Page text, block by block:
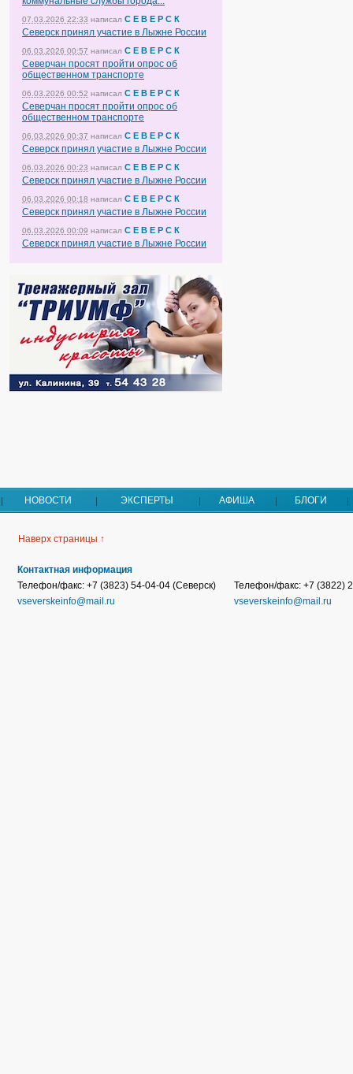
07.03.2026 22:33 написал С Е В Е Р С К
Северск принял участие в Лыжне России
06.03.2026 00:57 написал С Е В Е Р С К
Северчан просят пройти опрос об
общественном транспорте
06.03.2026 00:52 написал С Е В Е Р С К
Северчан просят пройти опрос об
общественном транспорте
06.03.2026 00:37 написал С Е В Е Р С К
Северск принял участие в Лыжне России
06.03.2026 00:23 написал С Е В Е Р С К
Северск принял участие в Лыжне России
06.03.2026 00:18 написал С Е В Е Р С К
Северск принял участие в Лыжне России
06.03.2026 00:09 написал С Е В Е Р С К
Северск принял участие в Лыжне России
НОВОСТИ ЭКСПЕРТЫ АФИША БЛОГИ
Наверх страницы ↑
Контактная информация
Телефон/факс: +7 (3823) 54-04-04 (Северск)
vseverskeinfo@mail.ru
Телефон/факс: +7 (3822)
vseverskeinfo@mail.ru